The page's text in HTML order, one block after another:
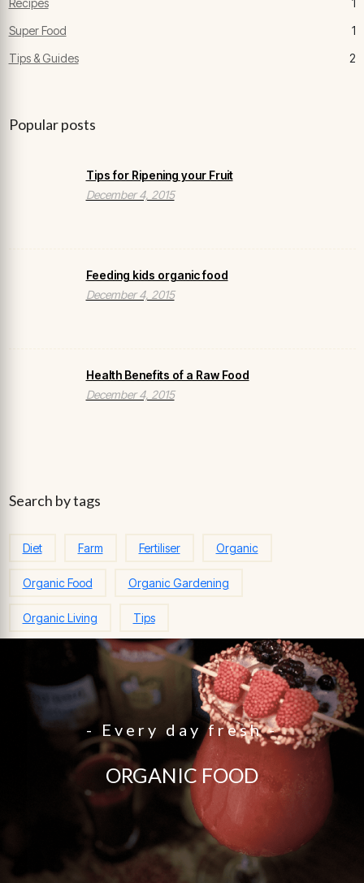
Recipes
1
Super Food
1
Tips & Guides
2
Popular posts
Tips for Ripening your Fruit
December 4, 2015
Feeding kids organic food
December 4, 2015
Health Benefits of a Raw Food
December 4, 2015
Search by tags
Diet Farm Fertiliser Organic
Organic Food Organic Gardening
Organic Living Tips
- Every day fresh -
ORGANIC FOOD